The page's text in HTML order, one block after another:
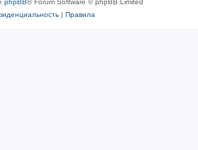
phpBB® Forum Software © phpBB Limited
| Правила